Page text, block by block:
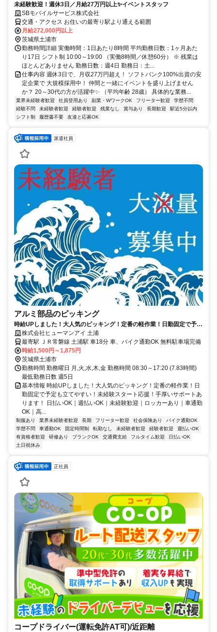
未経験歓迎！週休3日／月給27万円以上✨イベントスタッフ
SBモバイルサービス株式会社
交通・アクセス お住いの最寄り駅より通える範囲
月給272,000円以上
茨城県土浦市
勤務時間詳細 実働時間：1日あたり8時間 平均勤務日数：1ヶ月あた
り17日 シフト制 10:00～19:00 （実働8時間／休憩60分） ※ 残業は
ほとんどありません 勤務日数：週4日 勤務日：土...
仕事内容 週休3日で、月収27万円超え！ ソフトバンク100%出資の安
定企業で 大規模採用中！ 仲間と一緒にイベントを盛り上げません
か？ 20～30代の方が活躍中✨ （平均年齢 28歳） 具体的な業務...
業界未経験者歓迎 社員登用あり 副業・WワークOK フリーター歓迎
学歴不問
経験不問
未経験者歓迎 経験者歓迎 残業なし 賞与あり 長期歓迎
駅近5分以内
シフト制
履歴書不要 友達と応募OK
派遣社員
アルミ部品のピッキング
時給UPしました！大人気のピッキング！定番の軽作業！日勤固定で予定
も立てやすい！未経験スタート応援！手厚いサポートあります！
株式会社ヒューマンアイ 土浦
最寄駅 ＪＲ常磐線 土浦駅 車18分 車、バイク通勤OK 無料駐車場完備
時給1,500円～1,875円
茨城県土浦市
勤務時間 勤務曜日 月,火,水,木,金 勤務時間 08:30～17:20 (7.83時間)
最低勤務日数 週5日
基本情報 時給UPしました！大人気のピッキング！定番の軽作業！日
勤固定で予定も立てやすい！未経験スタート応援！手厚いサポートあ
ります！ 日払いOK｜週払いOK｜未経験歓迎｜ロッカーあり｜車通勤
OK｜高...
制服あり 業界未経験者歓迎 長期 フリーター歓迎 社会保険あり
バイク通勤OK
学歴不問
車通勤OK 固定時間制 転勤なし 未経験者歓迎 経験者歓迎
週払いOK
有資格者歓迎
研修あり ブランクOK 交通費支給 フルタイム歓迎
日払いOK
土日祝休み
正社員
コープドライバー(運転免許AT可)/近距離